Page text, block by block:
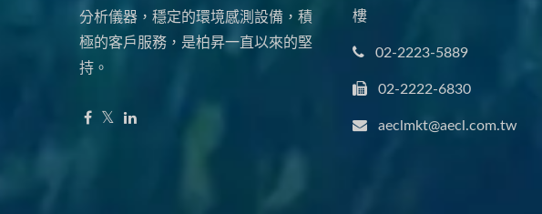
分析儀器，穩定的環境感測設備，積
極的客戶服務，是柏昇一直以來的堅
持。
樓
02-2223-5889
02-2222-6830
aeclmkt@aecl.com.tw